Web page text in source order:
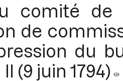
comité
de
du
(9 juin 1794)